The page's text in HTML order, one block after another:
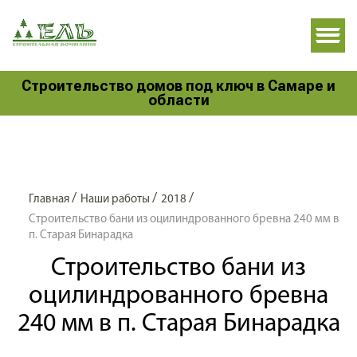
Строительство домов под ключ в Самаре и
области
Главная/ Наши работы/ 2018/
Строительство бани из оцилиндрованного бревна 240 мм в
п. Старая Бинарадка
Строительство бани из
оцилиндрованного бревна
240 мм в п. Старая Бинарадка